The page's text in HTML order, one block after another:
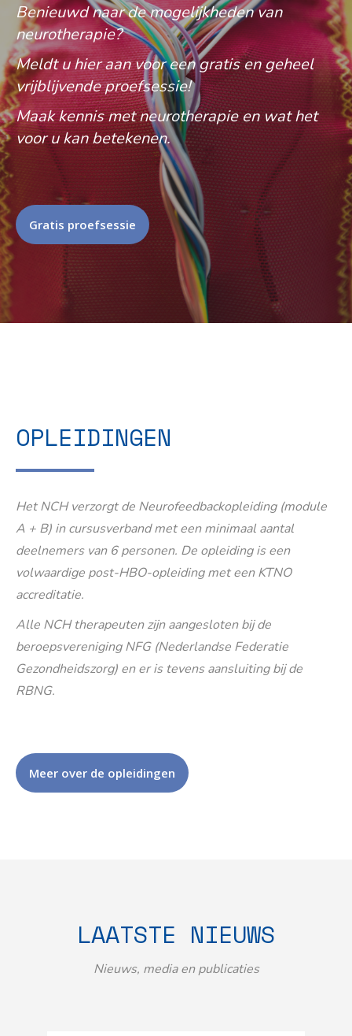
Benieuwd naar de mogelijkheden van
neurotherapie?
Meldt u hier aan voor een gratis en geheel
vrijblijvende proefsessie!
Maak kennis met neurotherapie en wat het
voor u kan betekenen.
Gratis proefsessie
OPLEIDINGEN
Het NCH verzorgt de Neurofeedbackopleiding (module
A + B) in cursusverband met een minimaal aantal
deelnemers van 6 personen. De opleiding is een
volwaardige post-HBO-opleiding met een KTNO
accreditatie.
Alle NCH therapeuten zijn aangesloten bij de
beroepsvereniging NFG (Nederlandse Federatie
Gezondheidszorg) en er is tevens aansluiting bij de
RBNG.
Meer over de opleidingen
LAATSTE NIEUWS
Nieuws, media en publicaties